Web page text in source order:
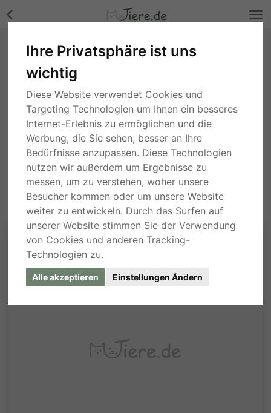
Ihre Privatsphäre ist uns
wichtig
Diese Website verwendet Cookies und
Targeting Technologien um Ihnen ein besseres
Internet-Erlebnis zu ermöglichen und die
Werbung, die Sie sehen, besser an Ihre
Bedürfnisse anzupassen. Diese Technologien
nutzen wir außerdem um Ergebnisse zu
messen, um zu verstehen, woher unsere
Besucher kommen oder um unsere Website
weiter zu entwickeln. Durch das Surfen auf
unserer Website stimmen Sie der Verwendung
von Cookies und anderen Tracking-
Technologien zu.
Alle akzeptieren Einstellungen Ändern
90,00 €
PRIVAT JUNGTIER
Breitrandschildkröten Jungtier - unbekannt
Baden-Württemberg
80,00 €
10 Monaten